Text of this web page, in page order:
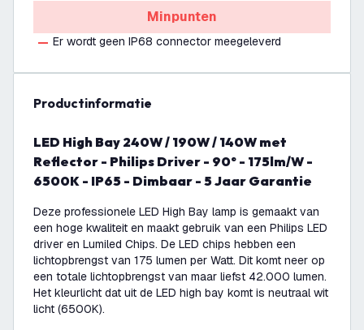
Minpunten
Er wordt geen IP68 connector meegeleverd
productinformatie
LED High Bay 240W / 190W / 140W met
Reflector - Philips Driver - 90° - 175lm/W -
6500K - IP65 - Dimbaar - 5 Jaar Garantie
Deze professionele LED High Bay lamp is gemaakt van
een hoge kwaliteit en maakt gebruik van een Philips LED
driver en Lumiled Chips. De LED chips hebben een
lichtopbrengst van 175 lumen per Watt. Dit komt neer op
een totale lichtopbrengst van maar liefst 42.000 lumen.
Het kleurlicht dat uit de LED high bay komt is neutraal wit
licht (6500K).